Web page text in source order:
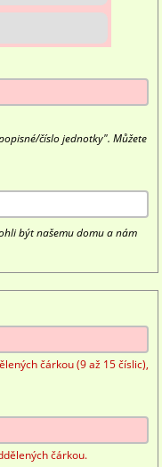
číslo jednotky". Můžete
být našemu domu a nám
čárkou (9 až 15 číslic),
čárkou.